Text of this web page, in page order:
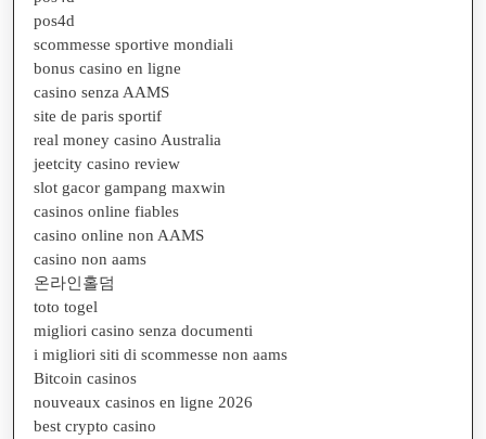
pos4d
scommesse sportive mondiali
bonus casino en ligne
casino senza AAMS
site de paris sportif
real money casino Australia
jeetcity casino review
slot gacor gampang maxwin
casinos online fiables
casino online non AAMS
casino non aams
온라인홀덤
toto togel
migliori casino senza documenti
i migliori siti di scommesse non aams
Bitcoin casinos
nouveaux casinos en ligne 2026
best crypto casino